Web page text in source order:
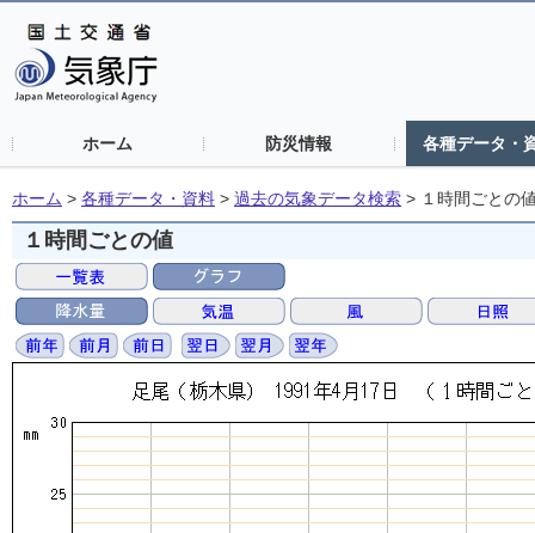
ホーム 防災情報 各種データ・
ホーム > 各種データ・資料 > 過去の気象データ検索 > １時間ごとの
１時間ごとの値